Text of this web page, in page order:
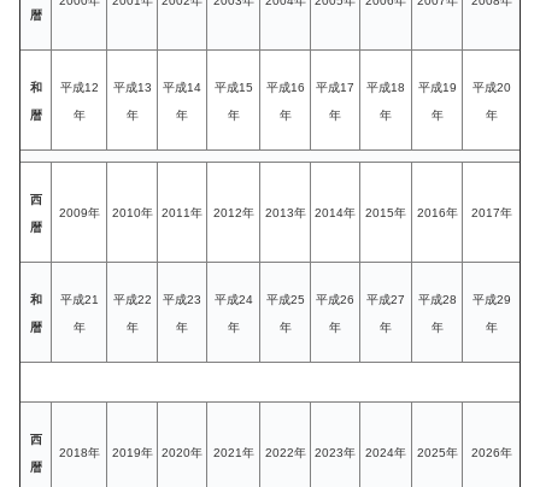
暦
和
暦
平成12
年
平成13
年
平成14
年
平成15
年
平成16
年
平成17
年
平成18
年
平成19
年
平成20
年
西
暦
2009年 2010年 2011年 2012年 2013年 2014年 2015年 2016年 2017年
和
暦
平成21
年
平成22
年
平成23
年
平成24
年
平成25
年
平成26
年
平成27
年
平成28
年
平成29
年
西
暦
2018年 2019年 2020年 2021年 2022年 2023年 2024年 2025年 2026年